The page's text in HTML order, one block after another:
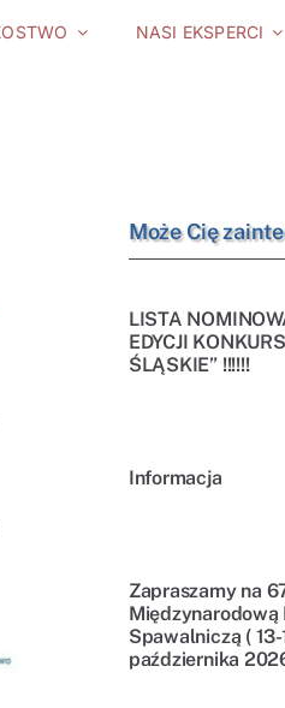
NASI EKSPERCI
Może Cię
LISTA
EDYCJI
ŚLĄSKIE” !!!!!!
Informacja
Zapraszamy na
Międzynarodową
Spawalniczą ( 13-
października